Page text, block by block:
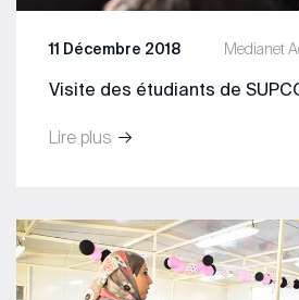
Medianet
11 Décembre 2018
Visite des étudiants de
Lire plus